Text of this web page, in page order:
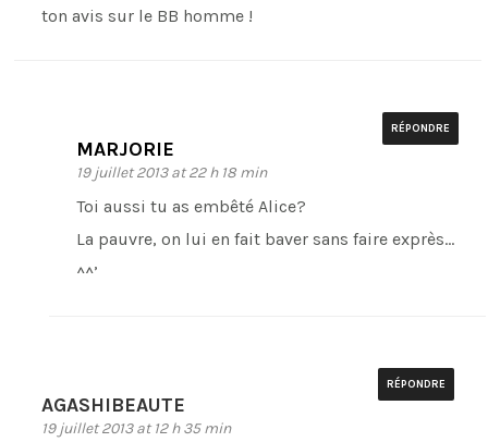
ton avis sur le BB homme !
MARJORIE
19 juillet 2013 at 22 h 18 min
RÉPONDRE
Toi aussi tu as embêté Alice?
La pauvre, on lui en fait baver sans faire exprès…
^^’
AGASHIBEAUTE
19 juillet 2013 at 12 h 35 min
RÉPONDRE